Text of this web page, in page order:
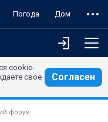
Погода Дом
cookie-
свое
Согласен
форум